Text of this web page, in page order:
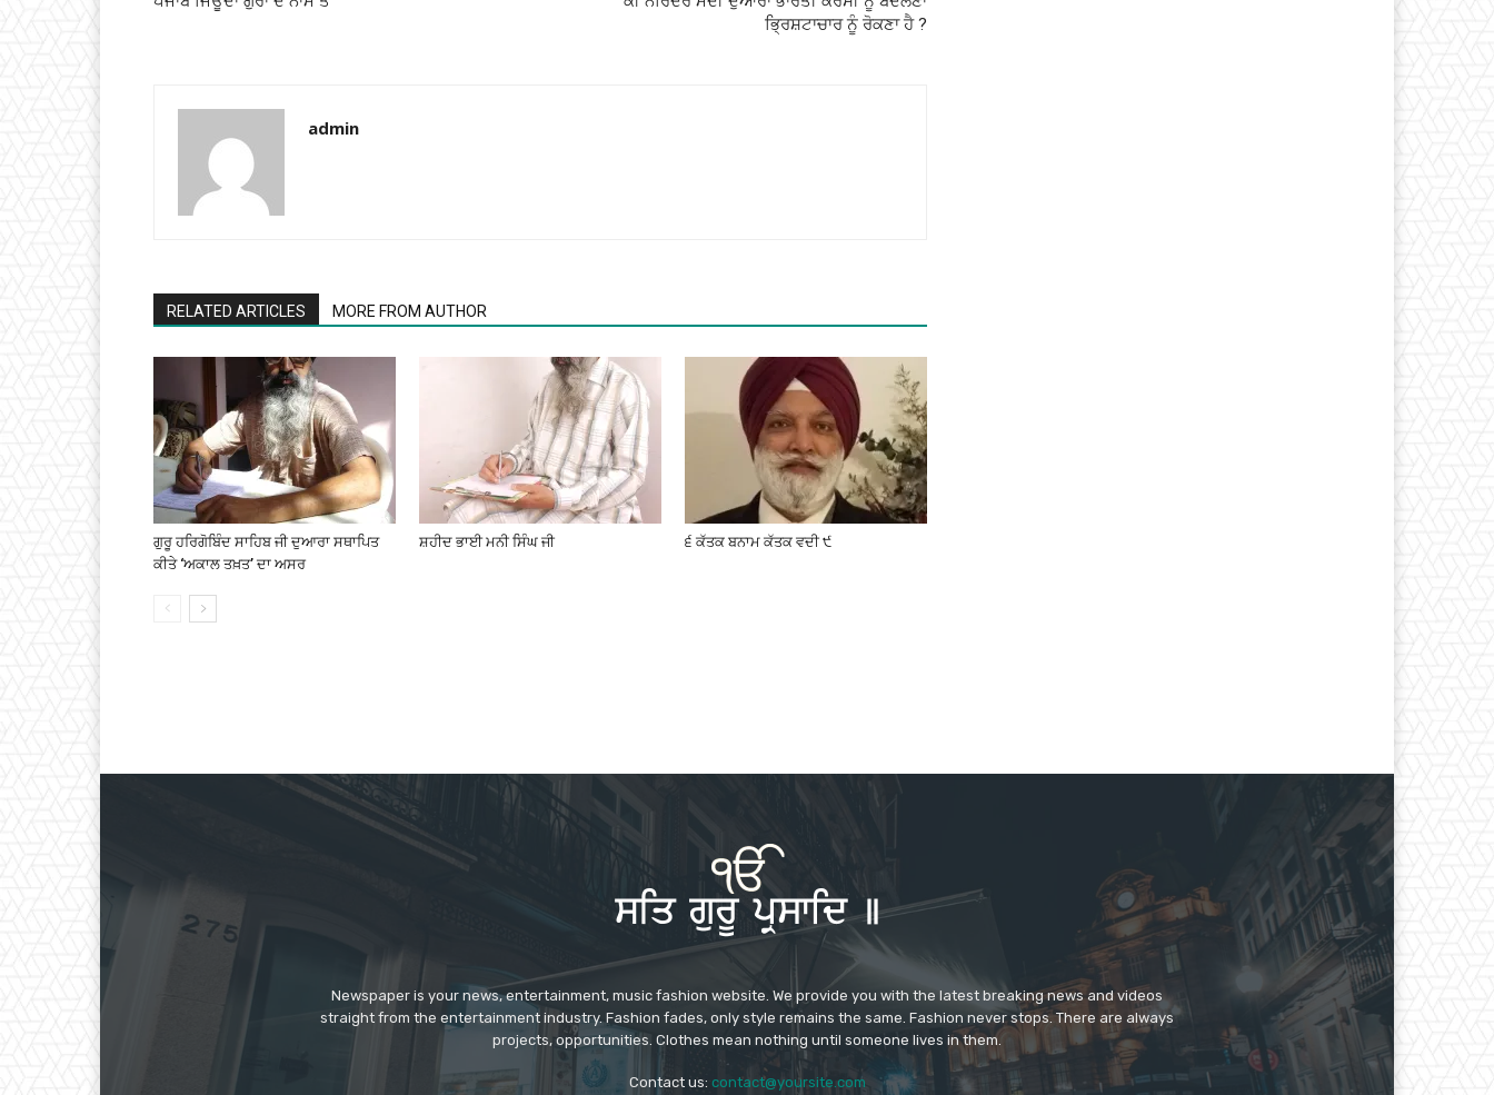
ਭ੍ਰਿਸ਼ਟਾਚਾਰ ਨੂੰ ਰੋਕਣਾ ਹੈ ?
admin
RELATED ARTICLES MORE FROM AUTHOR
ਗੁਰੂ ਹਰਿਗੋਬਿੰਦ ਸਾਹਿਬ ਜੀ ਦੁਆਰਾ ਸਥਾਪਿਤ
ਕੀਤੇ ‘ਅਕਾਲ ਤਖ਼ਤ’ ਦਾ ਅਸਰ
ਸ਼ਹੀਦ ਭਾਈ ਮਨੀ ਸਿੰਘ ਜੀ ੬ ਕੱਤਕ ਬਨਾਮ ਕੱਤਕ ਵਦੀ ੯
Newspaper is your news, entertainment, music fashion website. We provide you with the latest breaking news and videos
straight from the entertainment industry. Fashion fades, only style remains the same. Fashion never stops. There are always
projects, opportunities. Clothes mean nothing until someone lives in them.
Contact us: contact@yoursite.com